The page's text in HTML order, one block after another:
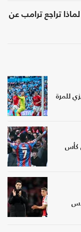
تراجع ترامب عن
للمرة
كأس